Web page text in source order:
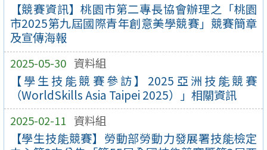
【競賽資訊】桃園市第二專長協會辦理之「桃園
市2025第九屆國際青年創意美學競賽」競賽簡章
及宣傳海報
2025-05-30 資料組
【學生技能競賽參訪】2025亞洲技能競賽
（WorldSkills Asia Taipei 2025）」相關資訊
2025-02-11 資料組
【學生技能競賽】勞動部勞動力發展署技能檢定